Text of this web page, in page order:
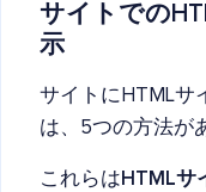
サイトでの
示
サイトにHTMLサ
は、5つの方法が
これらはHTMLサ